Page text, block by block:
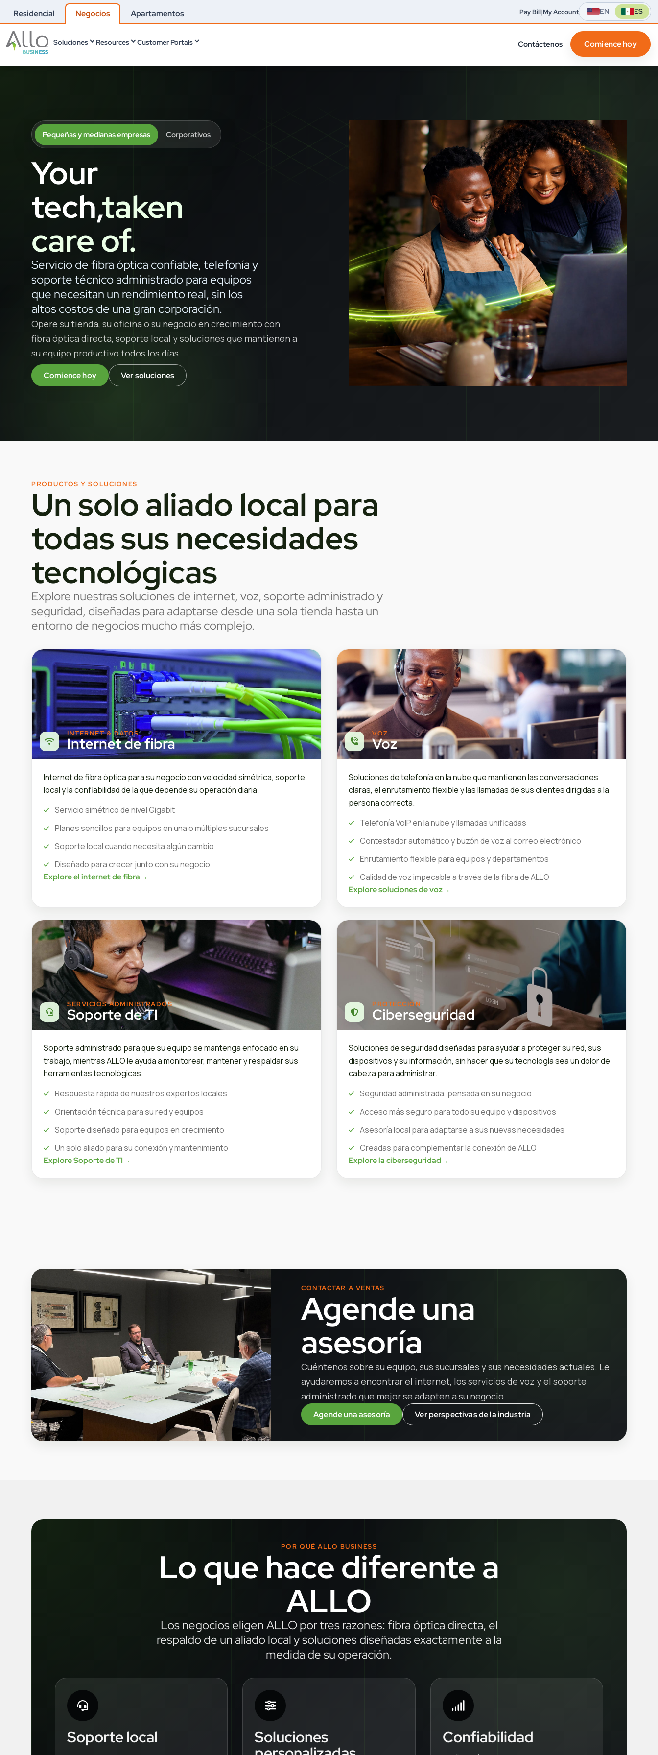
Residencial Negocios Apartamentos Pay Bill|My Account EN ES
Soluciones Resources Customer Portals Contáctenos Comience hoy
Pequeñas y medianas empresas Corporativos
Your
tech,taken
care of.
Servicio de fibra óptica confiable, telefonía y
soporte técnico administrado para equipos
que necesitan un rendimiento real, sin los
altos costos de una gran corporación.
Opere su tienda, su oficina o su negocio en crecimiento con
fibra óptica directa, soporte local y soluciones que mantienen a
su equipo productivo todos los días.
Comience hoy Ver soluciones
PRODUCTOS Y SOLUCIONES
Un solo aliado local para
todas sus necesidades
tecnológicas
Explore nuestras soluciones de internet, voz, soporte administrado y
seguridad, diseñadas para adaptarse desde una sola tienda hasta un
entorno de negocios mucho más complejo.
INTERNET & DATOS
Internet de fibra
Internet de fibra óptica para su negocio con velocidad simétrica, soporte
local y la confiabilidad de la que depende su operación diaria.
Servicio simétrico de nivel Gigabit
Planes sencillos para equipos en una o múltiples sucursales
Soporte local cuando necesita algún cambio
Diseñado para crecer junto con su negocio
Explore el internet de fibra→
VOZ
Voz
Soluciones de telefonía en la nube que mantienen las conversaciones
claras, el enrutamiento flexible y las llamadas de sus clientes dirigidas a la
persona correcta.
Telefonía VoIP en la nube y llamadas unificadas
Contestador automático y buzón de voz al correo electrónico
Enrutamiento flexible para equipos y departamentos
Calidad de voz impecable a través de la fibra de ALLO
Explore soluciones de voz→
SERVICIOS ADMINISTRADOS
Soporte de TI
Soporte administrado para que su equipo se mantenga enfocado en su
trabajo, mientras ALLO le ayuda a monitorear, mantener y respaldar sus
herramientas tecnológicas.
Respuesta rápida de nuestros expertos locales
Orientación técnica para su red y equipos
Soporte diseñado para equipos en crecimiento
Un solo aliado para su conexión y mantenimiento
Explore Soporte de TI→
PROTECCIÓN
Ciberseguridad
Soluciones de seguridad diseñadas para ayudar a proteger su red, sus
dispositivos y su información, sin hacer que su tecnología sea un dolor de
cabeza para administrar.
Seguridad administrada, pensada en su negocio
Acceso más seguro para todo su equipo y dispositivos
Asesoría local para adaptarse a sus nuevas necesidades
Creadas para complementar la conexión de ALLO
Explore la ciberseguridad→
CONTACTAR A VENTAS
Agende una
asesoría
Cuéntenos sobre su equipo, sus sucursales y sus necesidades actuales. Le
ayudaremos a encontrar el internet, los servicios de voz y el soporte
administrado que mejor se adapten a su negocio.
Agende una asesoría Ver perspectivas de la industria
POR QUÉ ALLO BUSINESS
Lo que hace diferente a
ALLO
Los negocios eligen ALLO por tres razones: fibra óptica directa, el
respaldo de un aliado local y soluciones diseñadas exactamente a la
medida de su operación.
Soporte local
Soluciones
Confiabilidad